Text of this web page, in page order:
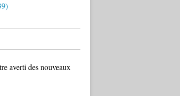
averti des nouveaux